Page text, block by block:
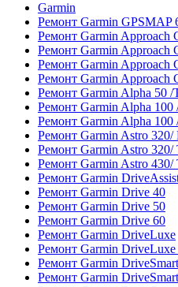
Garmin
Ремонт Garmin GPSMAP
Ремонт Garmin Approach
Ремонт Garmin Approach
Ремонт Garmin Approach
Ремонт Garmin Approach
Ремонт Garmin Alpha 50 /
Ремонт Garmin Alpha 100
Ремонт Garmin Alpha 100
Ремонт Garmin Astro 320/
Ремонт Garmin Astro 320/
Ремонт Garmin Astro 430/
Ремонт Garmin
Ремонт Garmin Drive 40
Ремонт Garmin Drive 50
Ремонт Garmin Drive 60
Ремонт Garmin DriveLuxe
Ремонт Garmin
Ремонт Garmin
Ремонт Garmin